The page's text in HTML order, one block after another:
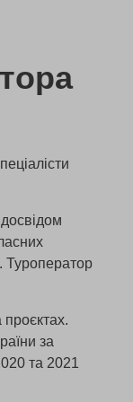
Туроператор
проєктах.
за
та 2021